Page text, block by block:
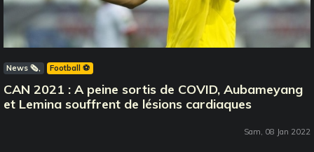
News 🗞️ Football ⚽️
CAN 2021 : A peine sortis de COVID, Aubameyang
et Lemina souffrent de lésions cardiaques
Sam, 08 Jan 2022